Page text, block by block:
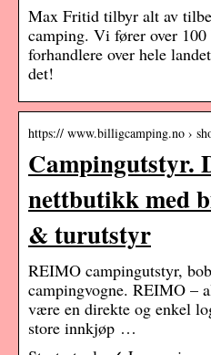
Max Fritid tilbyr alt av
camping. Vi fører over
forhandlere over hele
det!
https:// www.billigcamping.no ›
Campingutstyr.
nettbutikk med
& turutstyr
REIMO campingutstyr,
campingvogne. REIMO –
være en direkte og enkel
store innkjøp …